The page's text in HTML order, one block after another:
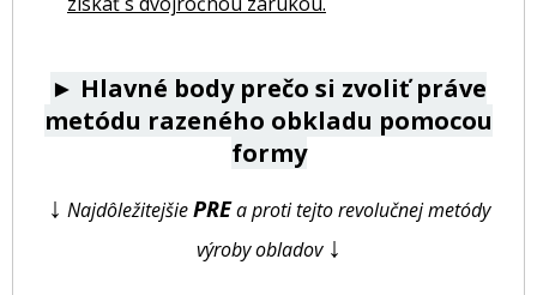
► Hlavné body prečo si zvoliť práve
metódu razeného obkladu pomocou
formy
↓ NajdôležitejšiePREa proti tejto revolučnej metódy
výroby obladov ↓